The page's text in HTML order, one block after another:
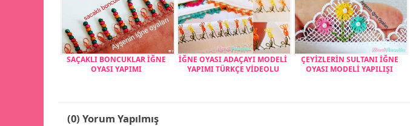
SAÇAKLI BONCUKLAR İĞNE
OYASI YAPIMI
İĞNE OYASI ADAÇAYI MODELİ
YAPIMI TÜRKÇE VİDEOLU
ÇEYİZLERİN SULTANI İĞNE
OYASI MODELİ YAPILIŞI
(0) Yorum Yapılmış